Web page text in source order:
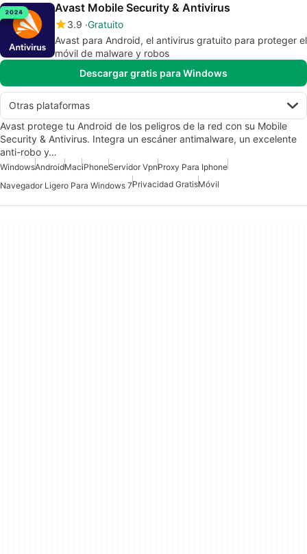
Avast Mobile Security & Antivirus
3.9 Gratuito
Avast para Android, el antivirus gratuito para proteger el
móvil de malware y robos
Descargar gratis para Windows
Otras plataformas
Avast protege tu Android de los peligros de la red con su Mobile
Security & Antivirus. Integra un escáner antimalware, un excelente
anti-robo y…
WindowsAndroidMaciPhoneServidor VpnProxy Para Iphone
Navegador Ligero Para Windows 7Privacidad GratisMóvil